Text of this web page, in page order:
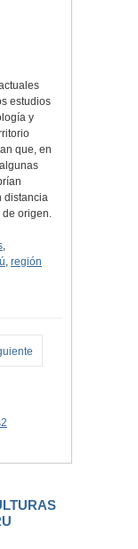
estudios
y
que, en
distancia
de origen.
,
, región